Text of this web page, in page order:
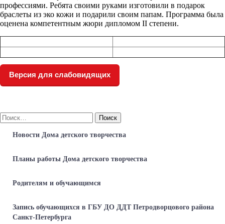
профессиями. Ребята своими руками изготовили в подарок
браслеты из эко кожи и подарили своим папам. Программа была
оценена компетентным жюри дипломом II степени.
Версия для слабовидящих
Найти:
Новости Дома детского творчества
Планы работы Дома детского творчества
Родителям и обучающимся
Запись обучающихся в ГБУ ДО ДДТ Петродворцового района
Санкт-Петербурга